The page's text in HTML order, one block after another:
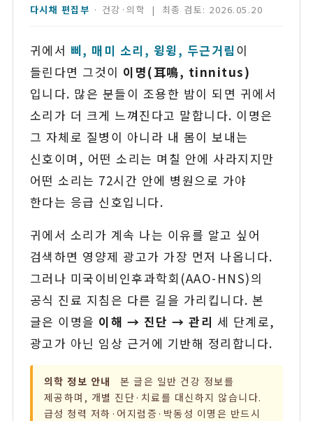
다시채 편집부 · 건강·의학 | 최종 검토: 2026.05.20
귀에서 삐, 매미 소리, 윙윙, 두근거림 이
들린다면 그것이 이명(耳鳴, tinnitus)
입니다. 많은 분들이 조용한 밤이 되면 귀에서
소리가 더 크게 느껴진다고 말합니다. 이명은
그 자체로 질병이 아니라 내 몸이 보내는
신호이며, 어떤 소리는 며칠 안에 사라지지만
어떤 소리는 72시간 안에 병원으로 가야
한다는 응급 신호입니다.
귀에서 소리가 계속 나는 이유를 알고 싶어
검색하면 영양제 광고가 가장 먼저 나옵니다.
그러나 미국이비인후과학회(AAO-HNS)의
공식 진료 지침은 다른 길을 가리킵니다. 본
글은 이명을 이해 → 진단 → 관리 세 단계로,
광고가 아닌 임상 근거에 기반해 정리합니다.
의학 정보 안내
본 글은 일반 건강 정보를
제공하며, 개별 진단·치료를 대신하지 않습니다.
급성 청력 저하·어지럼증·박동성 이명은 반드시